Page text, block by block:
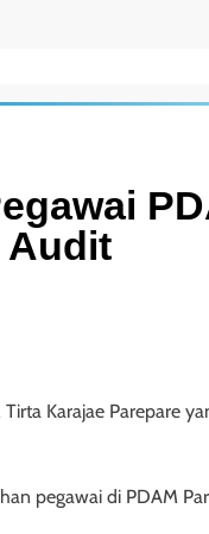
Audit
Karajae Parepare
pegawai di PDAM